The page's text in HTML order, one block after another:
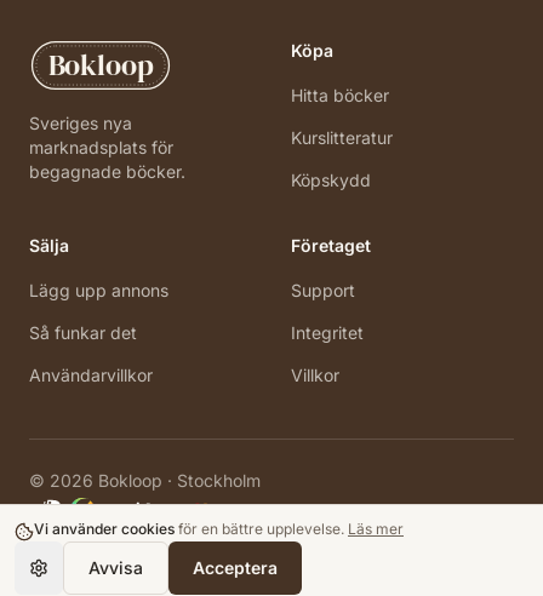
Bokloop
Sveriges nya
marknadsplats för
begagnade böcker.
Köpa
Hitta böcker
Kurslitteratur
Köpskydd
Sälja
Lägg upp annons
Så funkar det
Användarvillkor
Företaget
Support
Integritet
Villkor
© 2026 Bokloop · Stockholm
Vi använder cookies för en bättre upplevelse. Läs mer
Avvisa Acceptera